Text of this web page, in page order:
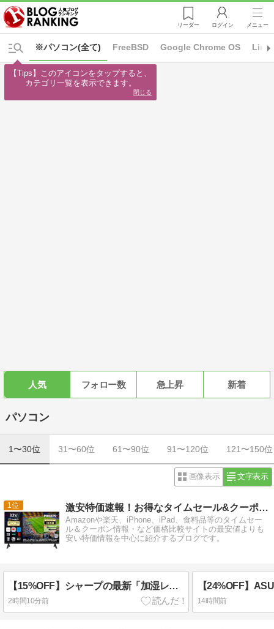
リーダー ログイン メニュー
※パソコン(全て) FreeBSD Google Chrome OS
人気 フォロー数 急上昇 新着
パソコン
1〜30位 31〜60位 61〜90位 91〜120位 121〜150位
画像表示 文字表示
1 激安特価速報！お得なタイムセール&クーポン情報ブログ
Amazonや楽天、iPhone、iPad、食料品等のタイムセー
ル＆クーポン情報・など価格比較サイトの最安値よりも
安い特価情報を中心に紹介するブログです。
【15%OFF】シャープの最新「加湿レス空気清浄機 FU-T40」がAmazonタイムセールで特価に！花粉対策の決定版
2時間10分前 14時間前
【Tips】このアイコンをタップすると、
カテゴリ一覧を表示できます。
閉じる